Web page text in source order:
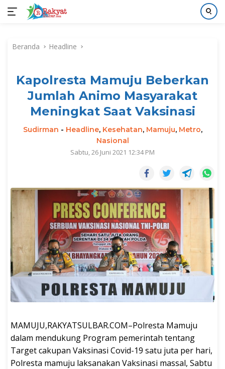
kontenBeranda Headline
Kapolresta Mamuju Beberkan
Jumlah Animo Masyarakat
Meningkat Saat Vaksinasi
Sudirman - Headline, Kesehatan, Mamuju, Metro,
Nasional
Sabtu, 26 Juni 2021 12:34 PM
MAMUJU,RAKYATSULBAR.COM–Polresta Mamuju
dalam mendukung Program pemerintah tentang
Target cakupan Vaksinasi Covid-19 satu juta per hari,
Polresta mamuju laksanakan Vaksinasi massal, Sabtu